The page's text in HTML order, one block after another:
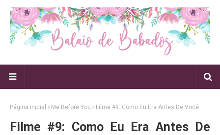
Página inicial Me Before You Filme #9: Como Eu Era Antes De Você
Filme #9: Como Eu Era Antes De